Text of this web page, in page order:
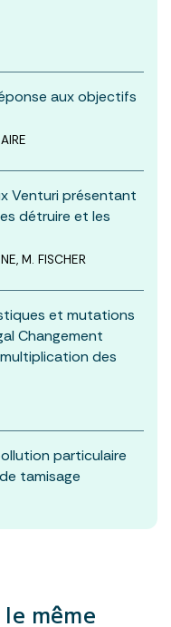
aux objectifs
Venturi présentant
détruire et les
M. FISCHER
et mutations
Changement
des
particulaire
tamisage
même